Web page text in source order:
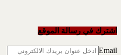
اشترك في رسالة الموقع
Email